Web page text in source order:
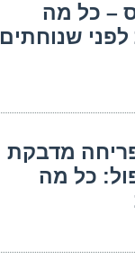
– כל מה
שנוחתים
מדבקת
כל מה